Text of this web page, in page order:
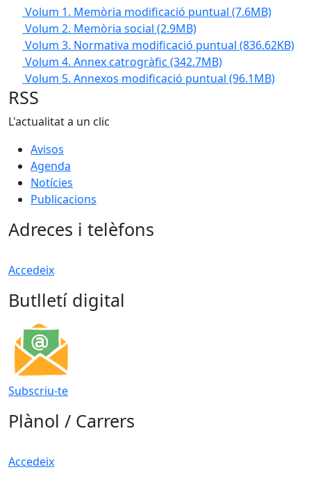
Volum 1. Memòria modificació puntual (7.6MB)
Volum 2. Memòria social (2.9MB)
Volum 3. Normativa modificació puntual (836.62KB)
Volum 4. Annex catrogràfic (342.7MB)
Volum 5. Annexos modificació puntual (96.1MB)
RSS
L'actualitat a un clic
Avisos
Agenda
Notícies
Publicacions
Adreces i telèfons
Accedeix
Butlletí digital
Subscriu-te
Plànol / Carrers
Accedeix